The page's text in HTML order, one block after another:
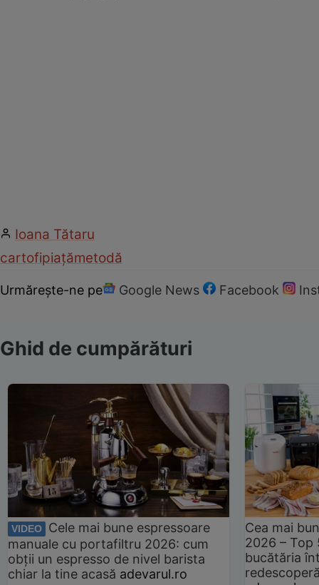
Ioana Tătaru
cartofipiațămetodă
Urmărește-ne pe Google News Facebook
Ghid de cumpărături
VIDEO
Cele mai bune espressoare
manuale cu portafiltru 2026: cum
obții un espresso de nivel barista
chiar la tine acasă adevarul.ro
Cea mai
2026 –
bucătăria